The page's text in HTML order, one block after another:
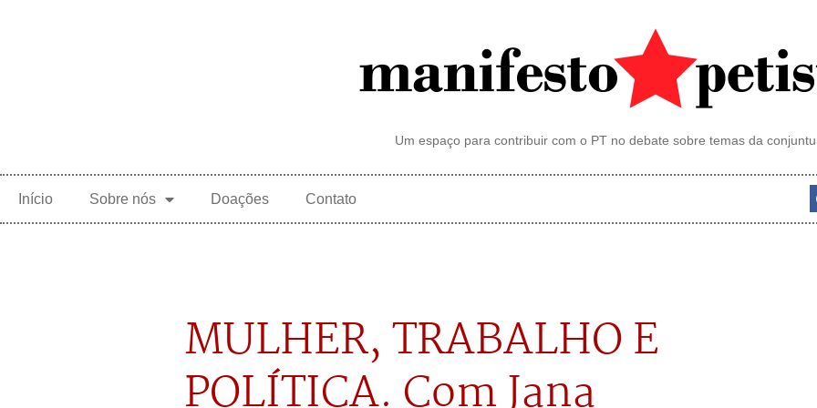
Um espaço para contribuir com o PT no debate sobre temas da
Início Sobre nós Doações Contato
MULHER, TRABALHO E